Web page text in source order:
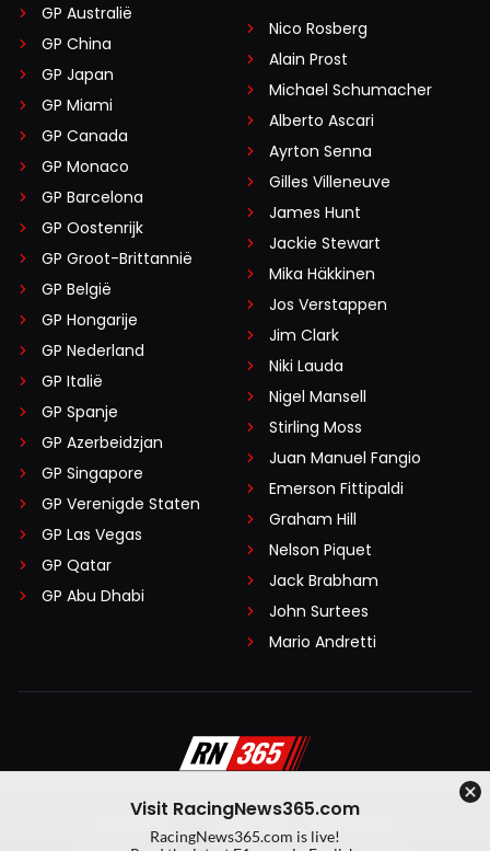
GP Australië
GP China
GP Japan
GP Miami
GP Canada
GP Monaco
GP Barcelona
GP Oostenrijk
GP Groot-Brittannië
GP België
GP Hongarije
GP Nederland
GP Italië
GP Spanje
GP Azerbeidzjan
GP Singapore
GP Verenigde Staten
GP Las Vegas
GP Qatar
GP Abu Dhabi
Nico Rosberg
Alain Prost
Michael Schumacher
Alberto Ascari
Ayrton Senna
Gilles Villeneuve
James Hunt
Jackie Stewart
Mika Häkkinen
Jos Verstappen
Jim Clark
Niki Lauda
Nigel Mansell
Stirling Moss
Juan Manuel Fangio
Emerson Fittipaldi
Graham Hill
Nelson Piquet
Jack Brabham
John Surtees
Mario Andretti
Algemene voorwaarden
Visit RacingNews365.com
RacingNews365.com is live!